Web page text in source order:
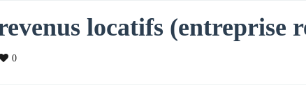
locatifs (entreprise
0